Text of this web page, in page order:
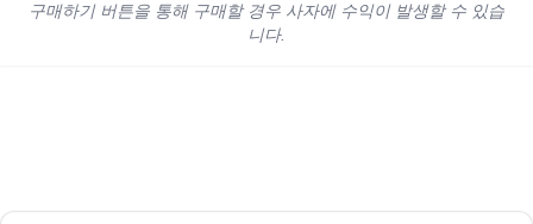
구매하기 버튼을 통해 구매할 경우 사자에 수익이 발생할 수 있습
니다.